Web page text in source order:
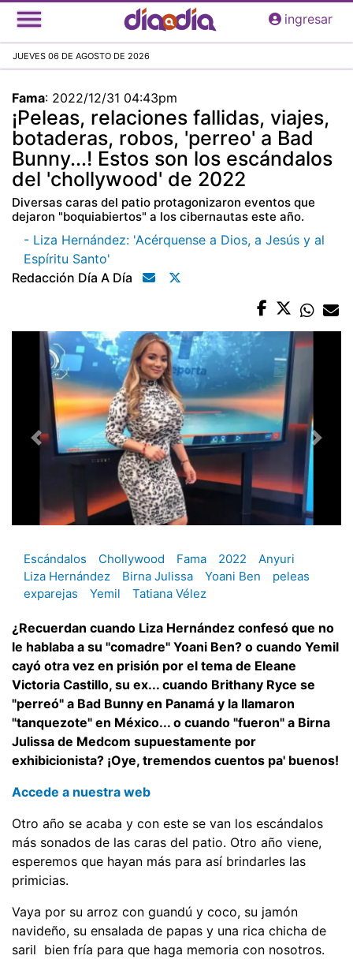
Pasar
al
principal
ingresar
JUEVES 06 DE AGOSTO DE 2026
Fama: 2022/12/31 04:43pm
¡Peleas, relaciones fallidas, viajes,
botaderas, robos, 'perreo' a Bad
Bunny...! Estos son los escándalos
del 'chollywood' de 2022
Diversas caras del patio protagonizaron eventos que
dejaron "boquiabiertos" a los cibernautas este año.
- Liza Hernández: 'Acérquense a Dios, a Jesús y al
Espíritu Santo'
Redacción Día A Día
Escándalos Chollywood Fama 2022
Anyuri
Liza Hernández
Birna Julissa Yoani Ben
peleas
exparejas
Yemil Tatiana Vélez
¿Recuerdan cuando Liza Hernández confesó que no
le hablaba a su "comadre" Yoani Ben? o cuando Yemil
cayó otra vez en prisión por el tema de Eleane
Victoria Castillo, su ex... cuando Brithany Ryce se
"perreó" a Bad Bunny en Panamá y la llamaron
"tanquezote" en México... o cuando "fueron" a Birna
Julissa de Medcom supuestamente por
exhibicionista? ¡Oye, tremendos cuentos pa' buenos!
Accede a nuestra web
Otro año se acaba y con este se van los escándalos
más sonados de las caras del patio. Otro año viene,
esperemos que hayan más para así brindarles las
primicias.
Vaya por su arroz con guandú y coco, su jamón
navideño, su ensalada de papas y una rica chicha de
saril bien fría para que haga memoria con nosotros.